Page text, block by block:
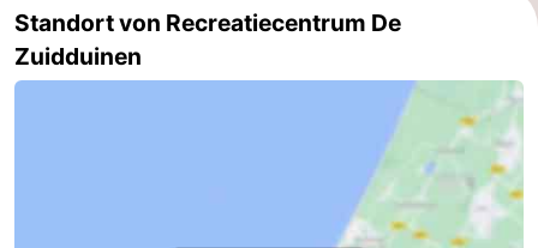
Ferienhäuser
-
Standort von Recreatiecentrum De
Zuidduinen